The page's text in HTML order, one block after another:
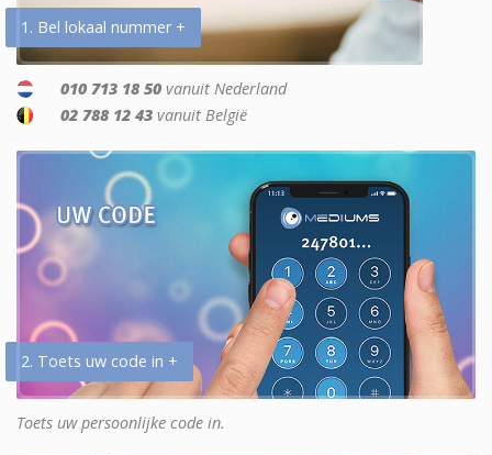
1. Bel lokaal nummer +
010 713 18 50 vanuit Nederland
02 788 12 43 vanuit België
2. Toets uw code in +
Toets uw persoonlijke code in.